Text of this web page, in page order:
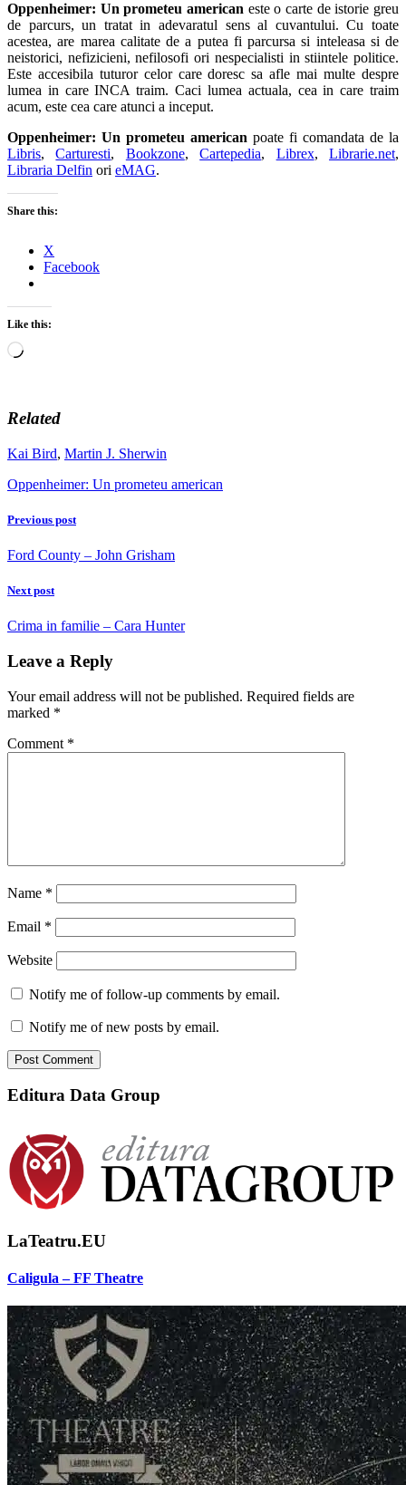
Oppenheimer: Un prometeu american este o carte de istorie greu
de parcurs, un tratat in adevaratul sens al cuvantului. Cu toate
acestea, are marea calitate de a putea fi parcursa si inteleasa si de
neistorici, nefizicieni, nefilosofi ori nespecialisti in stiintele politice.
Este accesibila tuturor celor care doresc sa afle mai multe despre
lumea in care INCA traim. Caci lumea actuala, cea in care traim
acum, este cea care atunci a inceput.
Oppenheimer: Un prometeu american poate fi comandata de la
Libris,Carturesti, Bookzone,Cartepedia, Librex,Librarie.net,
Libraria Delfin ori eMAG.
Share this:
X
Facebook
Like this:
Loading…
Related
Kai Bird, Martin J. Sherwin
Oppenheimer: Un prometeu american
Previous post
Ford County – John Grisham
Next post
Crima in familie – Cara Hunter
Leave a Reply
Your email address will not be published. Required fields are
marked *
Comment *
Name *
Email *
Website
Notify me of follow-up comments by email.
Notify me of new posts by email.
Editura Data Group
LaTeatru.EU
Caligula – FF Theatre